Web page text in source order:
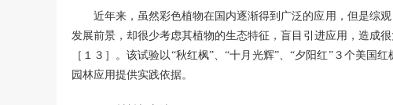
近年来，虽然彩色植物在国内逐渐得到广泛的应用，但是综
发展前景，却很少考虑其植物的生态特征，盲目引进应用，造成
［１３］。该试验以“秋红枫”、“十月光辉”、“夕阳红”３个美
园林应用提供实践依据。